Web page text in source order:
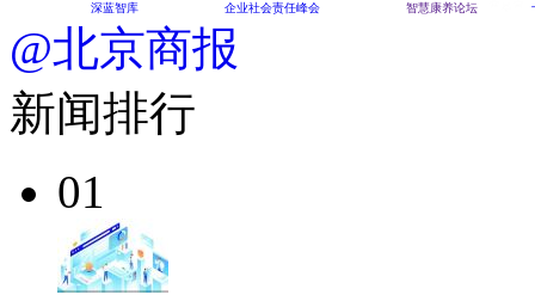
深蓝智库 企业社会责任峰会 智慧康养论坛
@北京商报
新闻排行
01